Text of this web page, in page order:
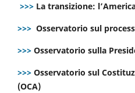
>>> La transizione:
>>> Osservatorio sul
>>> Osservatorio sulla
>>> Osservatorio sul
(OCA)